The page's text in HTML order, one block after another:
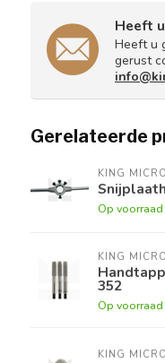
Heeft
Heeft u
gerust
Gerelateerde
KING
Op voorraad
KING
352
Op voorraad
KING